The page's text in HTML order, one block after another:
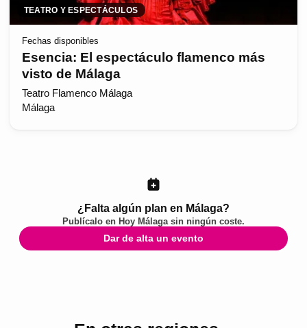
TEATRO Y ESPECTÁCULOS
Fechas disponibles
Esencia: El espectáculo flamenco más
visto de Málaga
Teatro Flamenco Málaga
Málaga
¿Falta algún plan en Málaga?
Publícalo en Hoy Málaga sin ningún coste.
Dar de alta un evento